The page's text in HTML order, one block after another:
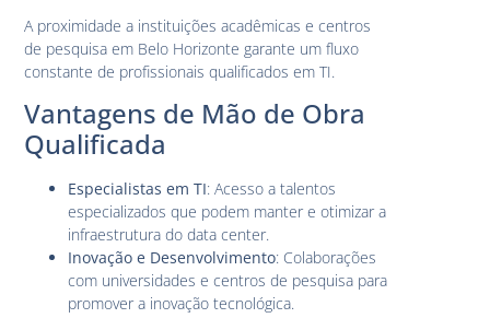
A proximidade a instituições acadêmicas e centros
de pesquisa em Belo Horizonte garante um fluxo
constante de profissionais qualificados em TI.
Vantagens de Mão de Obra
Qualificada
Especialistas em TI: Acesso a talentos
especializados que podem manter e otimizar a
infraestrutura do data center.
Inovação e Desenvolvimento: Colaborações
com universidades e centros de pesquisa para
promover a inovação tecnológica.